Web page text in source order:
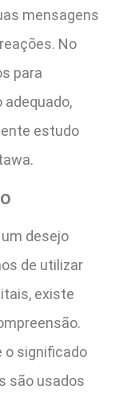
mensagens
No
para
estudo
desejo
de utilizar
existe
o significado
são usados